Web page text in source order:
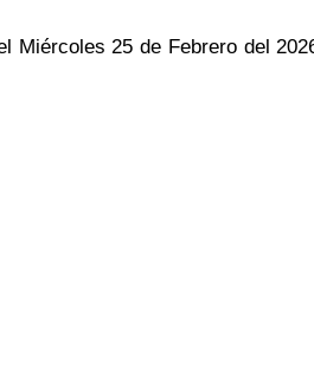
Miércoles 25 de Febrero del